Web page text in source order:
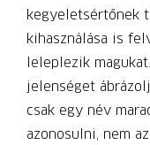
kegyeletsértőnek
kihasználása is
leleplezik
jelenséget
csak egy név
azonosulni, nem